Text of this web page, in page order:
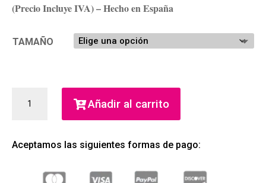
(Precio Incluye IVA) – Hecho en España
TAMAÑO
BOTTLED
INTENSE
Añadir al carrito
Aceptamos las siguientes formas de pago: